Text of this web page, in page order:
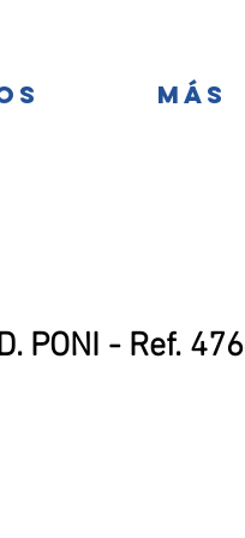
MÁS
PONI - Ref. 476